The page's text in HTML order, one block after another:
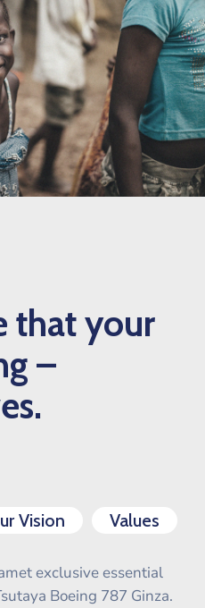
that your
–
Vision Values
exclusive essential
Boeing 787 Ginza.